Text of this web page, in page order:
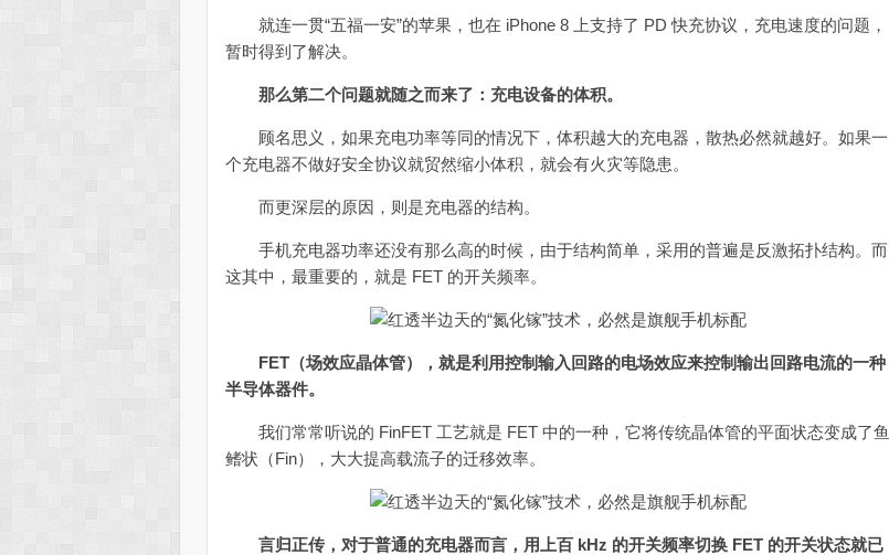
就连一贯“五福一安”的苹果，也在 iPhone 8 上支持了 PD 快充协议，充电速度的问题，
暂时得到了解决。
那么第二个问题就随之而来了：充电设备的体积。
顾名思义，如果充电功率等同的情况下，体积越大的充电器，散热必然就越好。如果一
个充电器不做好安全协议就贸然缩小体积，就会有火灾等隐患。
而更深层的原因，则是充电器的结构。
手机充电器功率还没有那么高的时候，由于结构简单，采用的普遍是反激拓扑结构。而
这其中，最重要的，就是 FET 的开关频率。
FET（场效应晶体管），就是利用控制输入回路的电场效应来控制输出回路电流的一种
半导体器件。
我们常常听说的 FinFET 工艺就是 FET 中的一种，它将传统晶体管的平面状态变成了鱼
鳍状（Fin），大大提高载流子的迁移效率。
言归正传，对于普通的充电器而言，用上百 kHz 的开关频率切换 FET 的开关状态就已